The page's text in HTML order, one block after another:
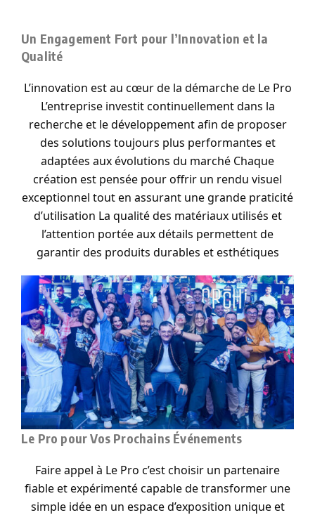
Un Engagement Fort pour l’Innovation et la
Qualité
L’innovation est au cœur de la démarche de Le Pro
L’entreprise investit continuellement dans la
recherche et le développement afin de proposer
des solutions toujours plus performantes et
adaptées aux évolutions du marché Chaque
création est pensée pour offrir un rendu visuel
exceptionnel tout en assurant une grande praticité
d’utilisation La qualité des matériaux utilisés et
l’attention portée aux détails permettent de
garantir des produits durables et esthétiques
Le Pro pour Vos Prochains Événements
Faire appel à Le Pro c’est choisir un partenaire
fiable et expérimenté capable de transformer une
simple idée en un espace d’exposition unique et